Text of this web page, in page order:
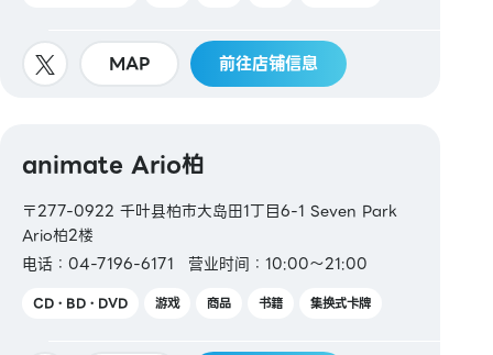
MAP 前往店铺信息
animate Ario柏
〒277-0922 千叶县柏市大岛田1丁目6-1 Seven Park
Ario柏2楼
电话：04-7196-6171
营业时间：10:00～21:00
CD・BD・DVD 游戏 商品 书籍 集换式卡牌